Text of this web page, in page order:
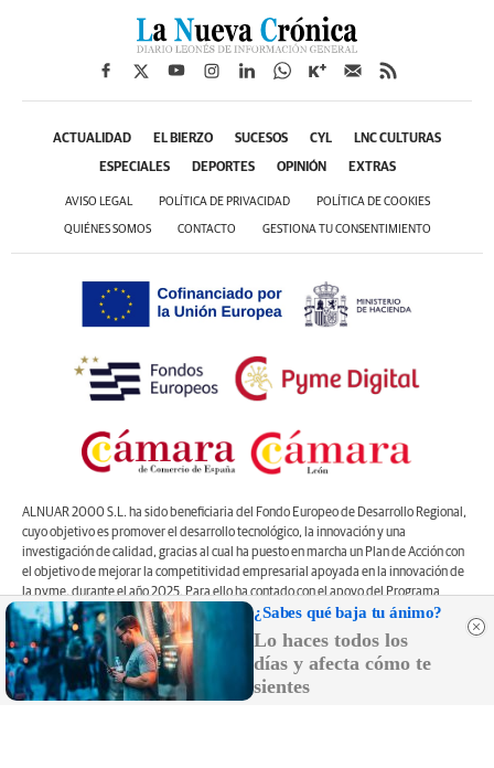
ACTUALIDAD EL BIERZO SUCESOS CYL LNC CULTURAS
ESPECIALES DEPORTES OPINIÓN EXTRAS
AVISO LEGAL POLÍTICA DE PRIVACIDAD POLÍTICA DE COOKIES
QUIÉNES SOMOS CONTACTO GESTIONA TU CONSENTIMIENTO
ALNUAR 2000 S.L. ha sido beneficiaria del Fondo Europeo de Desarrollo Regional,
cuyo objetivo es promover el desarrollo tecnológico, la innovación y una
investigación de calidad, gracias al cual ha puesto en marcha un Plan de Acción con
el objetivo de mejorar la competitividad empresarial apoyada en la innovación de
la pyme, durante el año 2025. Para ello ha contado con el apoyo del Programa
Pyme Innova de la Cámara de Comercio de León#EuropaSeSiente”
Controlado por OJDinteractiva
¿Sabes qué baja tu ánimo?
Lo haces todos los
días y afecta cómo te
sientes